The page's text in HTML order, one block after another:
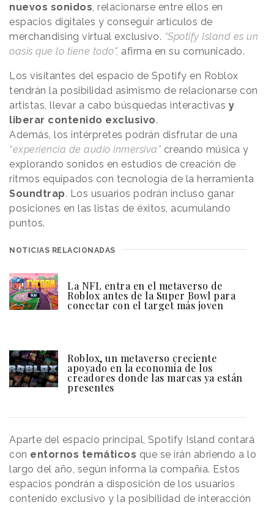
nuevos sonidos, relacionarse entre ellos en
espacios digitales y conseguir artículos de
merchandising virtual exclusivo. “Spotify Island es un
oasis que lo tiene todo", afirma en su comunicado.
Los visitantes del espacio de Spotify en Roblox
tendrán la posibilidad asimismo de relacionarse con
artistas, llevar a cabo búsquedas interactivas y
liberar contenido exclusivo.
Además, los intérpretes podrán disfrutar de una
“experiencia de audio inmersiva” creando música y
explorando sonidos en estudios de creación de
ritmos equipados con tecnología de la herramienta
Soundtrap. Los usuarios podrán incluso ganar
posiciones en las listas de éxitos, acumulando
puntos.
NOTICIAS RELACIONADAS
La NFL entra en el metaverso de
Roblox antes de la Super Bowl para
conectar con el target más joven
Roblox, un metaverso creciente
apoyado en la economía de los
creadores donde las marcas ya están
presentes
Aparte del espacio principal, Spotify Island contará
con entornos temáticos que se irán abriendo a lo
largo del año, según informa la compañía. Estos
espacios pondrán a disposición de los usuarios
contenido exclusivo y la posibilidad de interacción